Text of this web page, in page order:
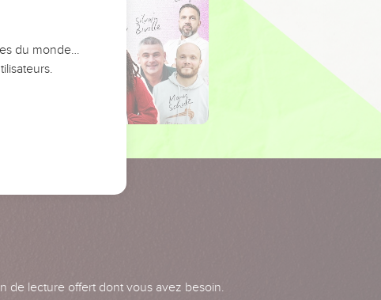
de lecture offert dont vous avez besoin.
du monde…